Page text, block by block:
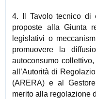
4. Il Tavolo tecnico di
proposte alla Giunta
legislativi o
promuovere la
autoconsumo
all’Autorità di
(ARERA) e al
merito alla regolazione